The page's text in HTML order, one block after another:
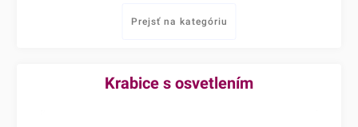
Prejsť na kategóriu
Krabice s osvetlením